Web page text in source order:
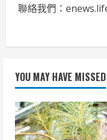
聯絡我們：
YOU MAY HAVE MISSED